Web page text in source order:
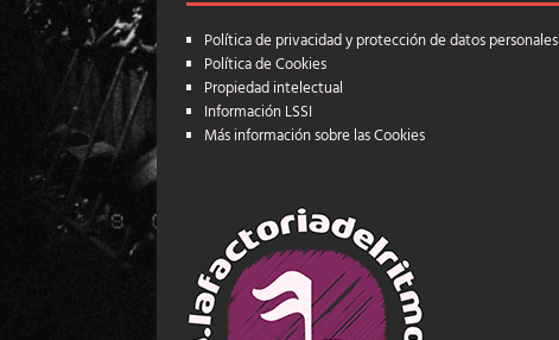
Política de privacidad y protección de datos personales
Política de Cookies
Propiedad intelectual
Información LSSI
Más información sobre las Cookies